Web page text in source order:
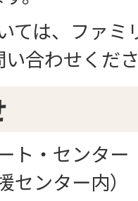
ては、ファミ
合わせくだ
ト・センタ
ンター内）